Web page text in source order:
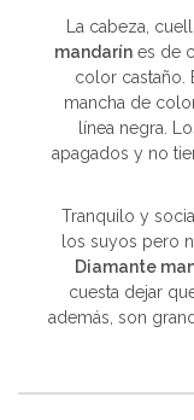
La cabeza,
mandarín es de
color castaño.
mancha de
línea negra.
apagados y no
Tranquilo y
los suyos pero
Diamante
cuesta dejar
además, son